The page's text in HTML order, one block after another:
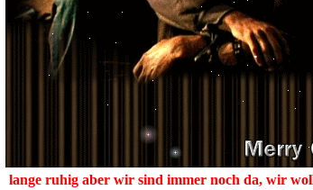
lange ruhig aber wir sind immer noch da, wir